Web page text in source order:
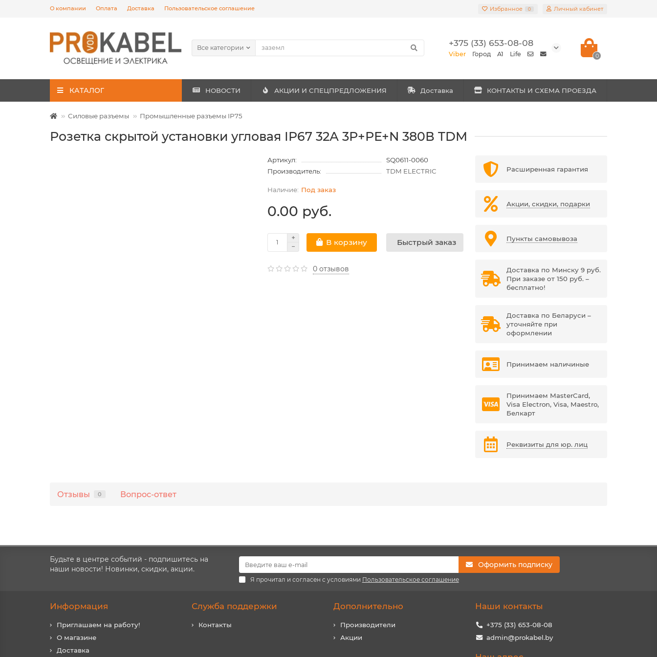
О компании Оплата Доставка Пользовательское соглашение Избранное 0 Личный кабинет
Все категории +375 (33) 653-08-08
Viber Город A1 Life 0
КАТАЛОГ НОВОСТИ АКЦИИ И СПЕЦПРЕДЛОЖЕНИЯ Доставка КОНТАКТЫ И СХЕМА ПРОЕЗДА
Силовые разъемы Промышленные разъемы IP75
Розетка скрытой установки угловая IP67 32А 3Р+РЕ+N 380В TDM
Артикул:
SQ0611-0060
Производитель:
TDM ELECTRIC
Под заказ
0.00 руб.
В корзину Быстрый заказ
0 отзывов
Расширенная гарантия
Акции, скидки, подарки
Пункты самовывоза
Доставка по Минску 9 руб.
При заказе от 150 руб. –
бесплатно!
Доставка по Беларуси –
уточняйте при
оформлении
Принимаем наличиные
Принимаем MasterCard,
Visa Electron, Visa, Maestro,
Белкарт
Реквизиты для юр. лиц
Отзывы 0 Вопрос-ответ
Будьте в центре событий - подпишитесь на
наши новости! Новинки, скидки, акции.
Оформить подписку
Я прочитал и согласен с условиями Пользовательское соглашение
Информация
Приглашаем на работу!
О магазине
Доставка
Служба поддержки
Контакты
Дополнительно
Производители
Акции
Наши контакты
+375 (33) 653-08-08
admin@prokabel.by